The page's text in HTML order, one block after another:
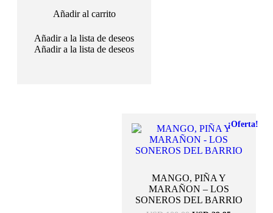
USD
100.00.
Añadir al carrito
Añadir a la lista de deseos
Añadir a la lista de deseos
¡Oferta!
MANGO, PIÑA Y
MARAÑON – LOS
SONEROS DEL BARRIO